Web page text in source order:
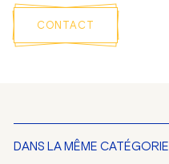
CONTACT
DANS LA MÊME CATÉGORIE